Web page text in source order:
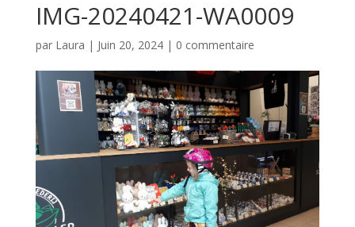
IMG-20240421-WA0009
par Laura | Juin 20, 2024| 0 commentaire